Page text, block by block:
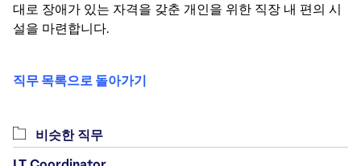
대로 장애가 있는 자격을 갖춘 개인을 위한 직장 내 편의 시
설을 마련합니다.
직무 목록으로 돌아가기
비슷한 직무